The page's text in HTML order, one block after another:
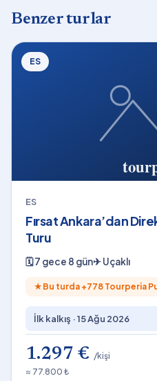
Benzer turlar
ES
ES
Fırsat Ankara’dan
Turu
🗓7 gece 8 gün✈Uçaklı
★ Bu turda +778 Tourperia
İlk kalkış ·15 Ağu 2026
1.297 € /kişi
≈ 77.800 ₺